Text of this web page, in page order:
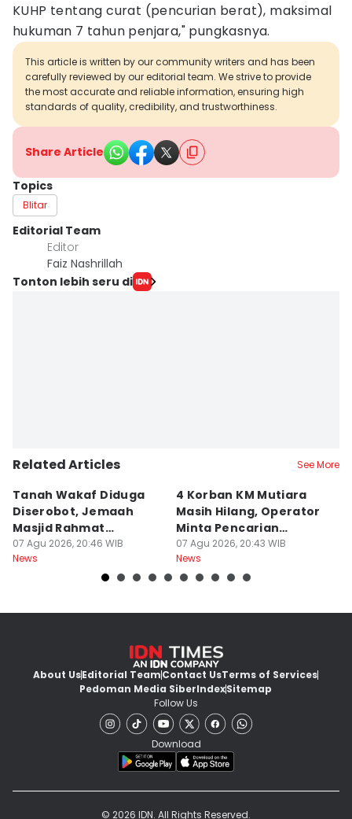
KUHP tentang curat (pencurian berat), maksimal
hukuman 7 tahun penjara," pungkasnya.
This article is written by our community writers and has been
carefully reviewed by our editorial team. We strive to provide
the most accurate and reliable information, ensuring high
standards of quality, credibility, and trustworthiness.
Share Article
Topics
Blitar
Editorial Team
Editor
Faiz Nashrillah
Tonton lebih seru di
Related Articles See More
Tanah Wakaf Diduga
Diserobot, Jemaah
Masjid Rahmat
Surabaya Protes
07 Agu 2026, 20:46 WIB
News
4 Korban KM Mutiara
Masih Hilang, Operator
Minta Pencarian
Dilanjut
07 Agu 2026, 20:43 WIB
News
About UsEditorial TeamContact UsTerms of Services
Pedoman Media SiberIndexSitemap
Follow Us
Download
© 2026 IDN. All Rights Reserved.